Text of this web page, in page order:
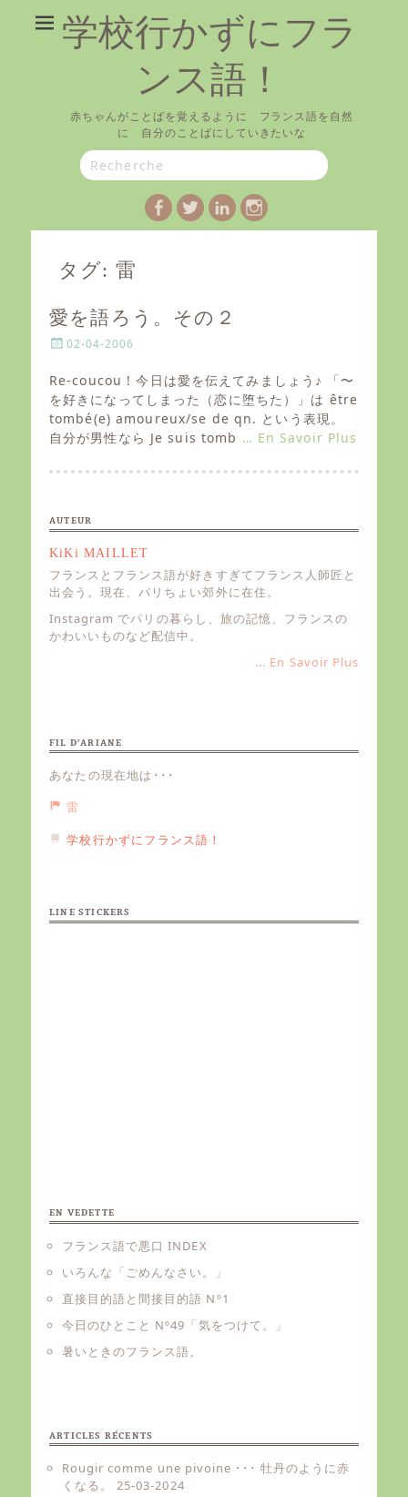
学校行かずにフラ
ンス語！
赤ちゃんがことばを覚えるように フランス語を自然
に 自分のことばにしていきたいな
Search
for:
Facebook
TwitterLinkedIn
Instagram
タグ: 雷
愛を語ろう。その２
P
s
e
d
o
02-04-2006
Re-coucou ! 今日は愛を伝えてみましょう♪ 「〜
を好きになってしまった（恋に堕ちた）」は être
tombé(e) amoureux/se de qn. という表現。
自分が男性なら Je suis tomb … En Savoir Plus
AUTEUR
KiKi MAILLET
フランスとフランス語が好きすぎてフランス人師匠と
出会う。現在、パリちょい郊外に在住。
Instagram でパリの暮らし、旅の記憶、フランスの
かわいいものなど配信中。
... En Savoir Plus
FIL D’ARIANE
あなたの現在地は･･･
雷
学校行かずにフランス語！
LINE STICKERS
EN VEDETTE
フランス語で悪口 INDEX
いろんな「ごめんなさい。」
直接目的語と間接目的語 Nº1
今日のひとこと Nº49「気をつけて。」
暑いときのフランス語。
ARTICLES RÉCENTS
Rougir comme une pivoine ･･･ 牡丹のように赤
くなる。
25-03-2024